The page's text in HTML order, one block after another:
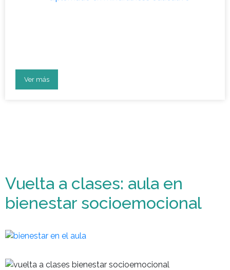
Ver más
Vuelta a clases: aula en
bienestar socioemocional